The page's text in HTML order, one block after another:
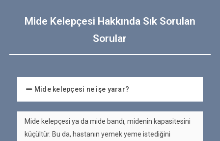
Mide Kelepçesi Hakkında Sık Sorulan
Sorular
Mide kelepçesi ne işe yarar?
Mide kelepçesi ya da mide bandı, midenin kapasitesini
küçültür. Bu da, hastanın yemek yeme istediğini